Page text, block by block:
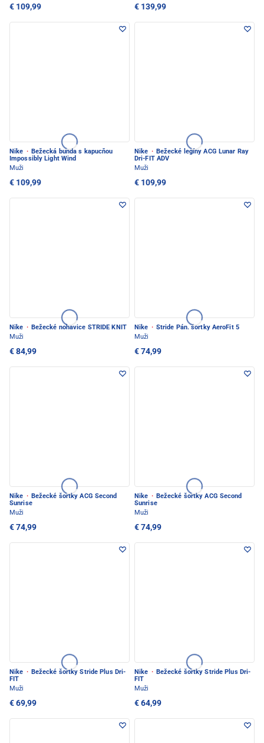
€ 109,99 € 139,99
Nike · Bežecká bunda s kapucňou
Impossibly Light Wind
Muži
€ 109,99
Nike · Bežecké legíny ACG Lunar Ray
Dri-FIT ADV
Muži
€ 109,99
Nike · Bežecké nohavice STRIDE KNIT
Muži
€ 84,99
Nike · Stride Pán. šortky AeroFit 5
Muži
€ 74,99
Nike · Bežecké šortky ACG Second
Sunrise
Muži
€ 74,99
Nike · Bežecké šortky ACG Second
Sunrise
Muži
€ 74,99
Nike · Bežecké šortky Stride Plus Dri-
FIT
Muži
€ 69,99
Nike · Bežecké šortky Stride Plus Dri-
FIT
Muži
€ 64,99